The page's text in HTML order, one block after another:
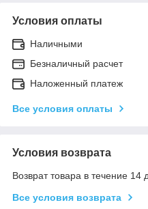
Условия оплаты
Наличными
Безналичный расчет
Наложенный платеж
Все условия оплаты
Условия возврата
Возврат товара в течение 14
Все условия возврата